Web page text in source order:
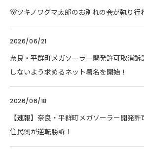
🐻ツキノワグマ太郎のお別れの会が執り行
2026/06/21
奈良・平群町メガソーラー開発許可取消
しないよう求めるネット署名を開始！
2026/06/18
【速報】奈良・平群町メガソーラー開発
住民側が逆転勝訴！